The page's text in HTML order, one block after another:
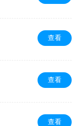
查看
查看
查看